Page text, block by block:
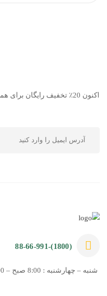
اکنون 20٪ تخفیف رایگان
(1800)-88-66-991